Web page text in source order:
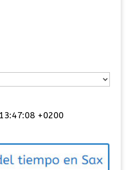
+0200